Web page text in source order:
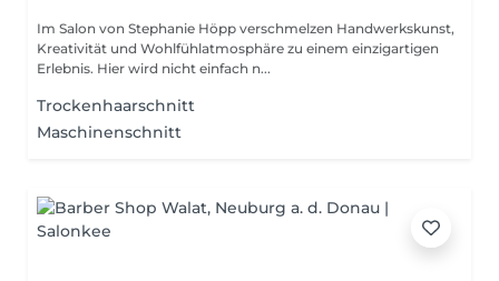
Im Salon von Stephanie Höpp verschmelzen Handwerkskunst,
Kreativität und Wohlfühlatmosphäre zu einem einzigartigen
Erlebnis. Hier wird nicht einfach n...
Trockenhaarschnitt
Maschinenschnitt